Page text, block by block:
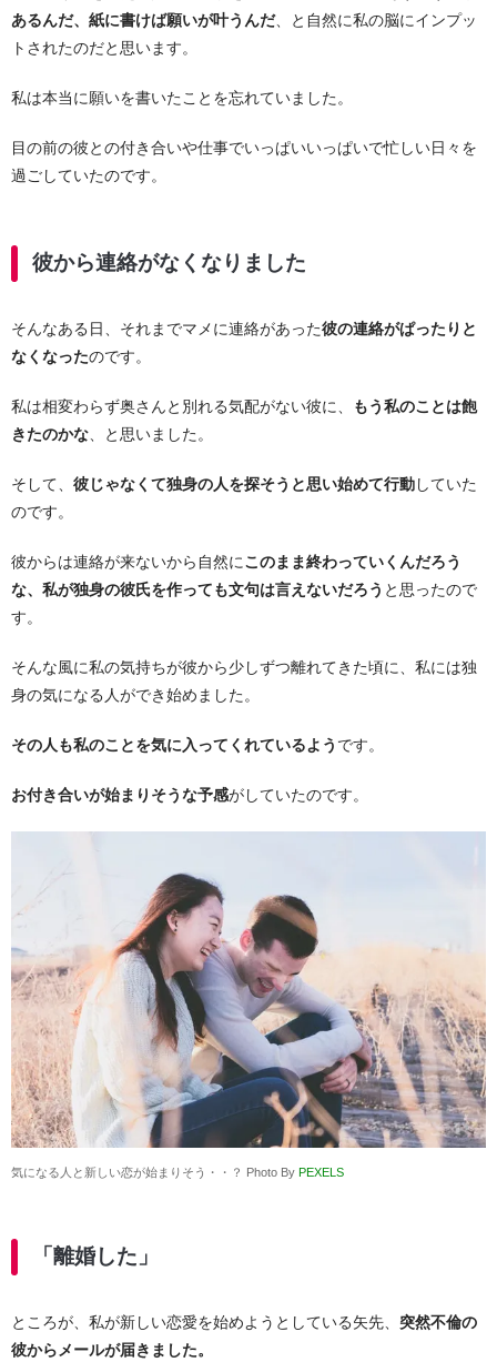
あるんだ、紙に書けば願いが叶うんだ、と自然に私の脳にインプッ
トされたのだと思います。
私は本当に願いを書いたことを忘れていました。
目の前の彼との付き合いや仕事でいっぱいいっぱいで忙しい日々を
過ごしていたのです。
彼から連絡がなくなりました
そんなある日、それまでマメに連絡があった彼の連絡がぱったりと
なくなったのです。
私は相変わらず奥さんと別れる気配がない彼に、
もう私のことは飽
きたのかな 、と思いました。
そして、 彼じゃなくて独身の人を探そうと思い始めて行動していた
のです。
彼からは連絡が来ないから自然にこのまま終わっていくんだろう
な、私が独身の彼氏を作っても文句は言えないだろう と思ったので
す。
そんな風に私の気持ちが彼から少しずつ離れてきた頃に、私には独
身の気になる人ができ始めました。
その人も私のことを気に入ってくれているよう です。
お付き合いが始まりそうな予感がしていたのです。
気になる人と新しい恋が始まりそう・・？ Photo By PEXELS
「離婚した」
ところが、私が新しい恋愛を始めようとしている矢先、 突然不倫の
彼からメールが届きました。